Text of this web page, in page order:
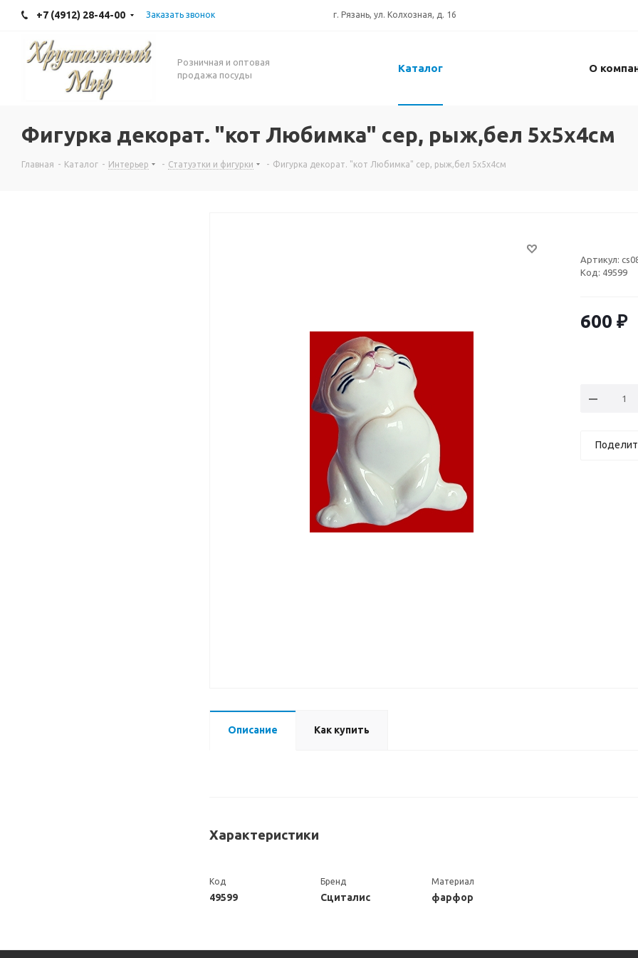
+7 (4912) 28-44-00 Заказать звонок г. Рязань, ул. Колхозная, д. 16
Розничная и оптовая
продажа посуды
Каталог О
Фигурка декорат. "кот Любимка" сер, рыж,бел 5х5х4см
Главная - Каталог - Интерьер - Статуэтки и фигурки - Фигурка декорат. "кот Любимка" сер, рыж,бел 5х5х4см
Артикул:
Код: 49599
600 ₽
Описание Как купить
Характеристики
Код
49599
Бренд
Сциталис
Материал
фарфор